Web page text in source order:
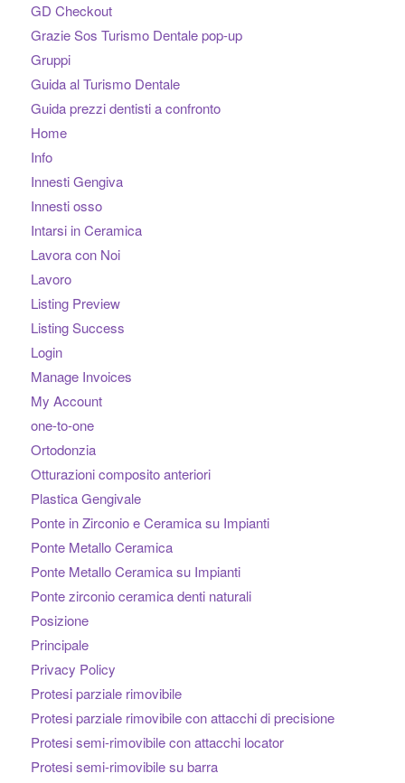
GD Checkout
Grazie Sos Turismo Dentale pop-up
Gruppi
Guida al Turismo Dentale
Guida prezzi dentisti a confronto
Home
Info
Innesti Gengiva
Innesti osso
Intarsi in Ceramica
Lavora con Noi
Lavoro
Listing Preview
Listing Success
Login
Manage Invoices
My Account
one-to-one
Ortodonzia
Otturazioni composito anteriori
Plastica Gengivale
Ponte in Zirconio e Ceramica su Impianti
Ponte Metallo Ceramica
Ponte Metallo Ceramica su Impianti
Ponte zirconio ceramica denti naturali
Posizione
Principale
Privacy Policy
Protesi parziale rimovibile
Protesi parziale rimovibile con attacchi di precisione
Protesi semi-rimovibile con attacchi locator
Protesi semi-rimovibile su barra